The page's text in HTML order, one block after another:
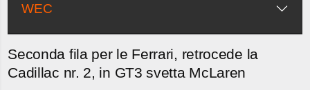
WEC
Seconda fila per le Ferrari, retrocede la
Cadillac nr. 2, in GT3 svetta McLaren